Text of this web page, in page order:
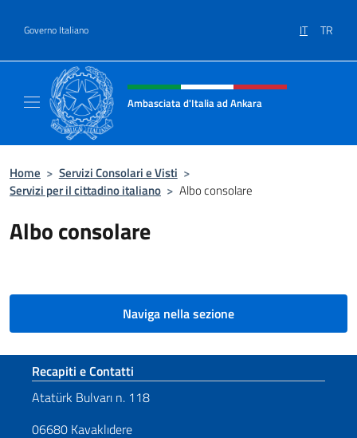
Governo Italiano IT TR
Intestazione sito, social e menù
Ambasciata d'Italia ad Ankara
Home > Servizi Consolari e Visti >
Servizi per il cittadino italiano > Albo consolare
Albo consolare
Naviga nella sezione
Sezione footer
Recapiti e Contatti
Atatürk Bulvarı n. 118
06680 Kavaklıdere